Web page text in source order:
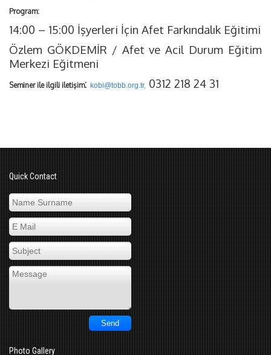
Program:
14:00 – 15:00 İşyerleri İçin Afet Farkındalık Eğitimi
Özlem GÖKDEMİR / Afet ve Acil Durum Eğitim
Merkezi Eğitmeni
Seminer ile ilgili iletişim: kobi@tobb.org.tr, 0312 218 24 31
Quick Contact
Photo Gallery